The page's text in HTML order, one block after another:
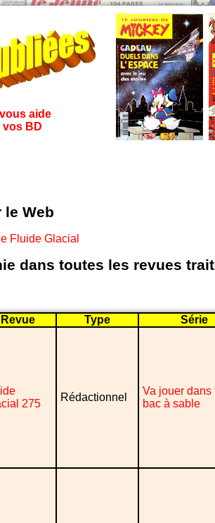
aide
vos BD
le Web
Fluide Glacial
dans toutes les revues
Revue Type Série
275
Rédactionnel
Va jouer dans
bac à sable